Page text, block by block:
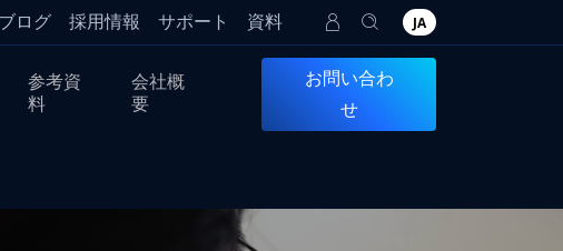
ブログ 採用情報 サポート 資料 JA
参考資
料
会社概
要
お問い合わ
せ